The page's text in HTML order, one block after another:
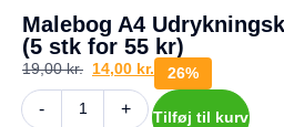
Malebog A4
(5 stk for 55 kr)
19,00kr. 14,00 kr. 26%
- + Tilføj til kurv